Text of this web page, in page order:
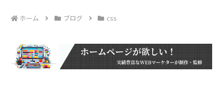
ホーム ブログ css